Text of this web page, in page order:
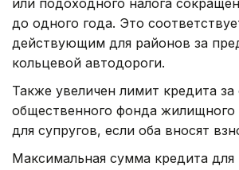
или подоходного налога
до одного года. Это
действующим для районов за
кольцевой автодороги.
Также увеличен лимит кредита за
общественного фонда жилищного
для супругов, если оба вносят
Максимальная сумма кредита для